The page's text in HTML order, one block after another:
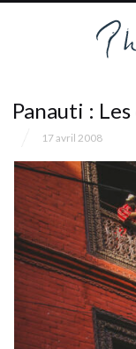
Panauti :
17 avril 2008